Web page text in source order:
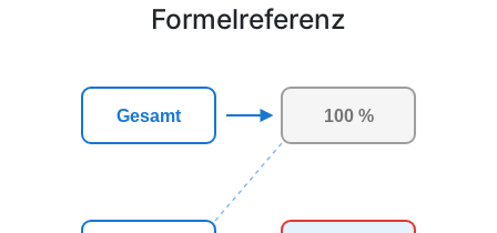
Formelreferenz
Gesamt 100 %